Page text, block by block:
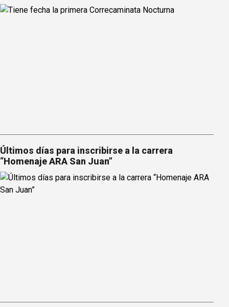
Últimos días para inscribirse a la carrera
“Homenaje ARA San Juan”